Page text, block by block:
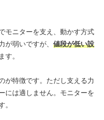
モニターを支え、動かす方式
が弱いですが、 値段が低い設
す。
が特徴です。ただし支える力
には適しません。モニターを
。